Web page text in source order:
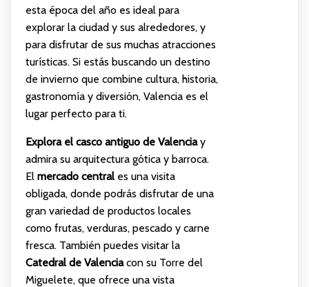
esta época del año es ideal para
explorar la ciudad y sus alrededores, y
para disfrutar de sus muchas atracciones
turísticas. Si estás buscando un destino
de invierno que combine cultura, historia,
gastronomía y diversión, Valencia es el
lugar perfecto para ti.
Explora el casco antiguo de Valenciay
admira su arquitectura gótica y barroca.
El mercado centrales una visita
obligada, donde podrás disfrutar de una
gran variedad de productos locales
como frutas, verduras, pescado y carne
fresca. También puedes visitar la
Catedral de Valenciacon su Torre del
Miguelete, que ofrece una vista